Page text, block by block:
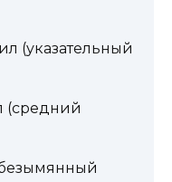
(указательный
(средний